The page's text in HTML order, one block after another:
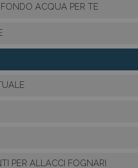
ACQUA PER TE
PER ALLACCI FOGNARI